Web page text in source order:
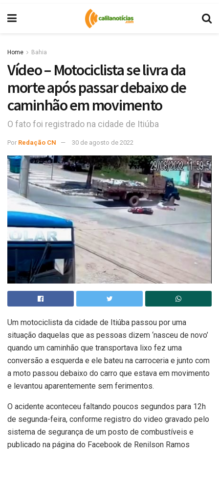
Home Bahia
Vídeo – Motociclista se livra da
morte após passar debaixo de
caminhão em movimento
O fato foi registrado na cidade de Itiúba
Por Redação CN 30 de agosto de 2022
Um motociclista da cidade de Itiúba passou por uma
situação daquelas que as pessoas dizem ‘nasceu de novo’
quando um caminhão que transportava lixo fez uma
conversão a esquerda e ele bateu na carroceria e junto com
a moto passou debaixo do carro que estava em movimento
e levantou aparentemente sem ferimentos.
O acidente aconteceu faltando poucos segundos para 12h
de segunda-feira, conforme registro do video gravado pelo
sistema de segurança de um posto de combustíveis e
publicado na página do Facebook de Renilson Ramos